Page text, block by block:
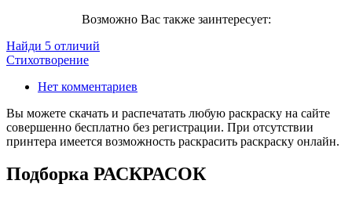
Возможно Вас также заинтересует:
Найди 5 отличий
Стихотворение
Нет комментариев
Вы можете скачать и распечатать любую раскраску на сайте
совершенно бесплатно без регистрации. При отсутствии
принтера имеется возможность раскрасить раскраску онлайн.
Подборка РАСКРАСОК